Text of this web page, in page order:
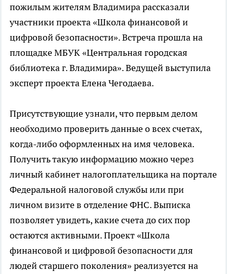
пожилым жителям Владимира рассказали
участники проекта «Школа финансовой и
цифровой безопасности». Встреча прошла на
площадке МБУК «Центральная городская
библиотека г. Владимира». Ведущей выступила
эксперт проекта Елена Чегодаева.
Присутствующие узнали, что первым делом
необходимо проверить данные о всех счетах,
когда-либо оформленных на имя человека.
Получить такую информацию можно через
личный кабинет налогоплательщика на портале
Федеральной налоговой службы или при
личном визите в отделение ФНС. Выписка
позволяет увидеть, какие счета до сих пор
остаются активными. Проект «Школа
финансовой и цифровой безопасности для
людей старшего поколения» реализуется на